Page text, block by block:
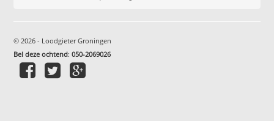
© 2026 - Loodgieter Groningen
Bel deze ochtend:050-2069026